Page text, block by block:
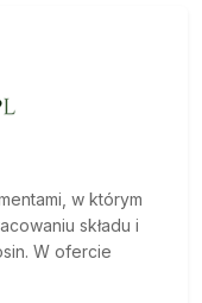
w którym
składu i
W ofercie